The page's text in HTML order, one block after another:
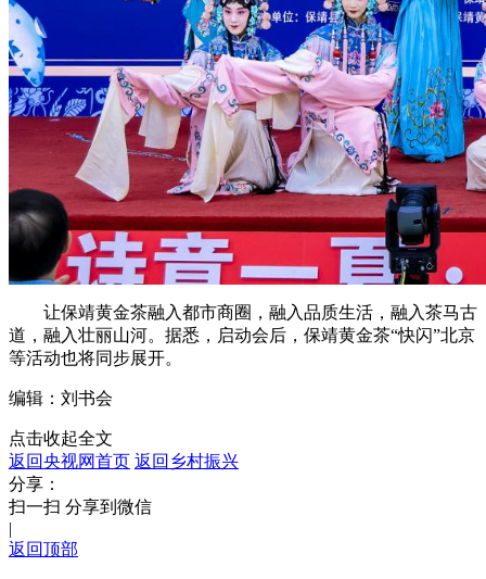
让保靖黄金茶融入都市商圈，融入品质生活，融入茶马古
道，融入壮丽山河。据悉，启动会后，保靖黄金茶“快闪”北京
等活动也将同步展开。
编辑：刘书会
点击收起全文
返回央视网首页 返回乡村振兴
分享：
扫一扫 分享到微信
返回顶部